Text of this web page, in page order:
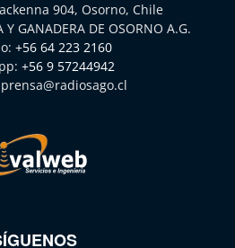
904, Osorno, Chile
Y GANADERA DE OSORNO A.G.
+56 64 223 2160
+56 9 57244942
prensa@radiosago.cl